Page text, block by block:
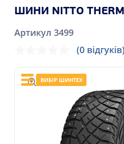
ШИНИ NITTO
Артикул 3499
(0 відгуків)
ВИБІР ШИНТЕХ